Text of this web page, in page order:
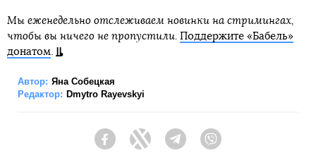
Мы еженедельно отслеживаем новинки на стримингах,
чтобы вы ничего не пропустили. Поддержите «Бабель»
донатом.
Автор: Яна Собецкая
Редактор: Dmytro Rayevskyi
FacebookTwitter Telegram